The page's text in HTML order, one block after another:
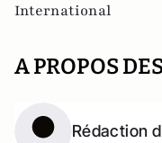
International
A PROPOS
Rédaction